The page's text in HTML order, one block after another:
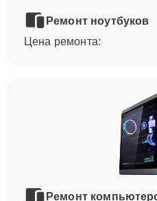
Ремонт ноутбуков
Цена ремонта:
Ремонт